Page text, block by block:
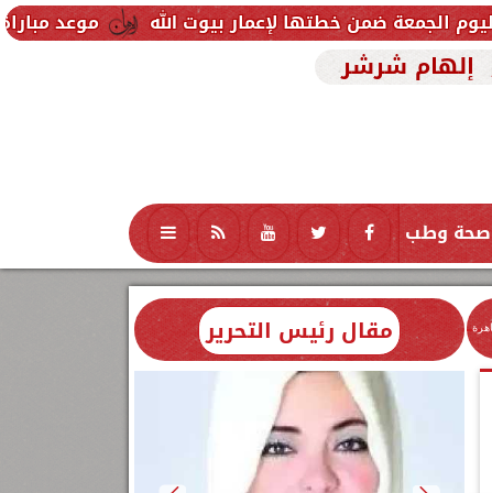
موعد مباراة مصر وإسبانيا
إلهام شرشر
صحة وطب تكنولوجيا منوعات محافظات
مقال رئيس التحرير